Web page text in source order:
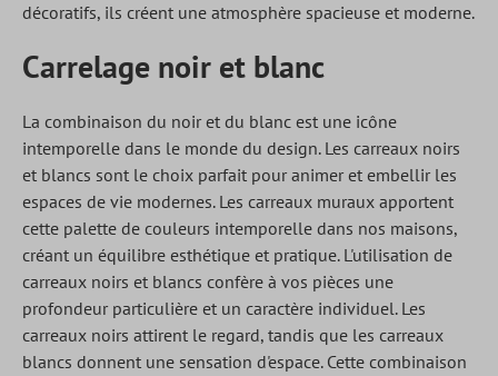
décoratifs, ils créent une atmosphère spacieuse et moderne.
Carrelage noir et blanc
La combinaison du noir et du blanc est une icône
intemporelle dans le monde du design. Les carreaux noirs
et blancs sont le choix parfait pour animer et embellir les
espaces de vie modernes. Les carreaux muraux apportent
cette palette de couleurs intemporelle dans nos maisons,
créant un équilibre esthétique et pratique. L'utilisation de
carreaux noirs et blancs confère à vos pièces une
profondeur particulière et un caractère individuel. Les
carreaux noirs attirent le regard, tandis que les carreaux
blancs donnent une sensation d'espace. Cette combinaison